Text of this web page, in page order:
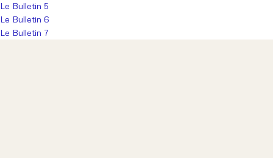
Le Bulletin 5
Le Bulletin 6
Le Bulletin 7